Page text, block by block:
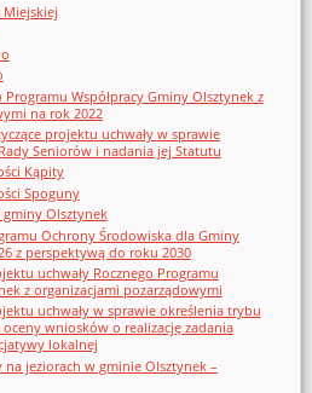
Miejskiej
Programu Współpracy Gminy Olsztynek z
na rok 2022
projektu uchwały w sprawie
Seniorów i nadania jej Statutu
Kąpity
Spoguny
Olsztynek
Ochrony Środowiska dla Gminy
z perspektywą do roku 2030
uchwały Rocznego Programu
z organizacjami pozarządowymi
uchwały w sprawie określenia trybu
wniosków o realizację zadania
lokalnej
jeziorach w gminie Olsztynek –